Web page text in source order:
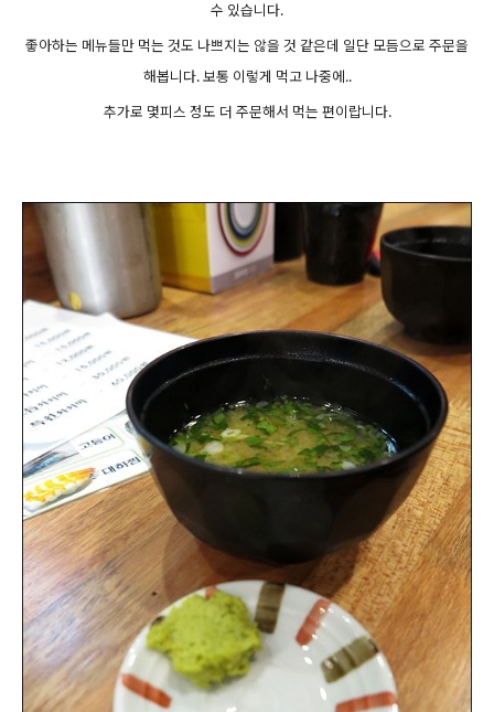
수 있습니다.
좋아하는 메뉴들만 먹는 것도 나쁘지는 않을 것 같은데 일단 모듬으로 주문을
해봅니다. 보통 이렇게 먹고 나중에..
추가로 몇피스 정도 더 주문해서 먹는 편이랍니다.